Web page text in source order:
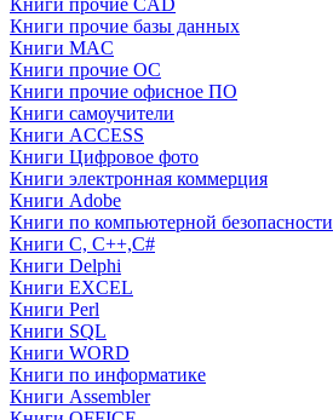
Книги прочие CAD
Книги прочие базы данных
Книги MAC
Книги прочие ОС
Книги прочие офисное ПО
Книги самоучители
Книги ACCESS
Книги Цифровое фото
Книги электронная коммерция
Книги Adobe
Книги по компьютерной безопасности
Книги C, C++,С#
Книги Delphi
Книги EXCEL
Книги Perl
Книги SQL
Книги WORD
Книги по информатике
Книги Assembler